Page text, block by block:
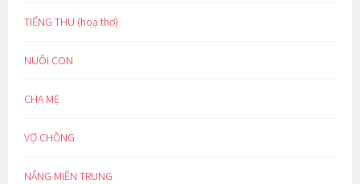
TIẾNG THU (hoạ thơ)
NUÔI CON
CHA MẸ
VỢ CHỒNG
NẮNG MIỀN TRUNG